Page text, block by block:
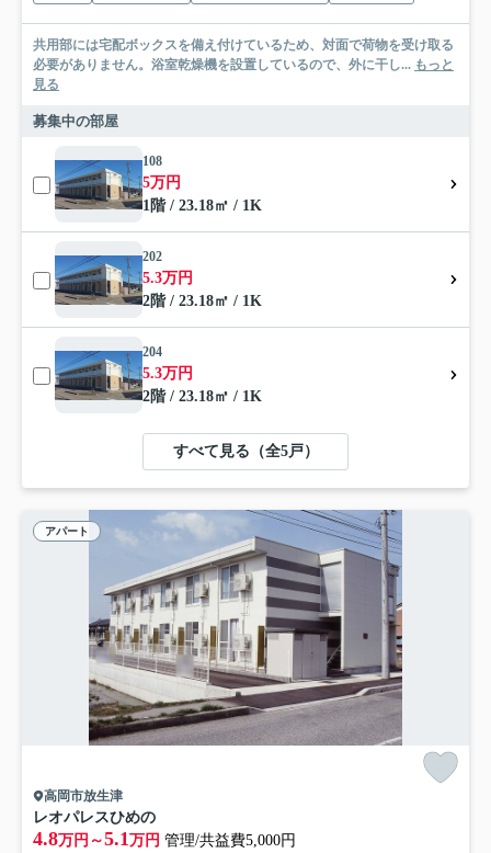
共用部には宅配ボックスを備え付けているため、対面で荷物を受け取る
必要がありません。浴室乾燥機を設置しているので、外に干し... もっと
見る
募集中の部屋
108
5万円
1階 / 23.18㎡ / 1K
202
5.3万円
2階 / 23.18㎡ / 1K
204
5.3万円
2階 / 23.18㎡ / 1K
すべて見る（全5戸）
アパート
高岡市放生津
レオパレスひめの
4.8万円～5.1万円 管理/共益費5,000円